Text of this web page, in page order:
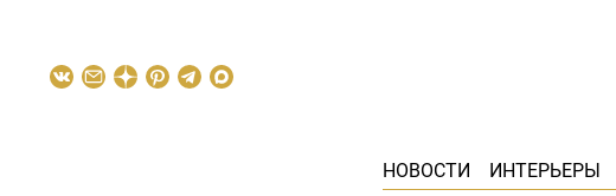
НОВОСТИ ИНТЕРЬЕРЫ